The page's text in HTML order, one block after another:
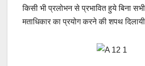
किसी भी प्रलोभन से प्रभावित हुये बिना
मताधिकार का प्रयोग करने की शपथ